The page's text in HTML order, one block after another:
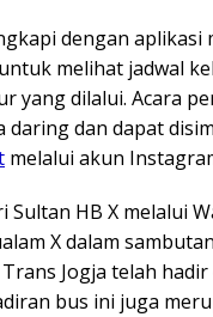
dengan aplikasi
melihat jadwal
yang dilalui. Acara
daring dan dapat
melalui akun
Sultan HB X melalui
X dalam
Jogja telah hadir
bus ini juga